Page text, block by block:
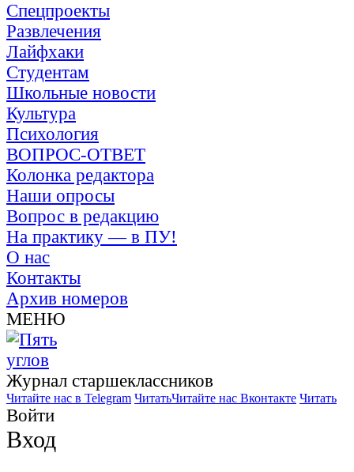
Спецпроекты
Развлечения
Лайфхаки
Студентам
Школьные новости
Культура
Психология
ВОПРОС-ОТВЕТ
Колонка редактора
Наши опросы
Вопрос в редакцию
На практику — в ПУ!
О нас
Контакты
Архив номеров
МЕНЮ
Журнал старшекласcников
Читайте нас в Telegram ЧитатьЧитайте нас Вконтакте Читать
Войти
Вход